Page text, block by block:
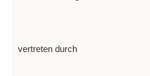
vertreten durch